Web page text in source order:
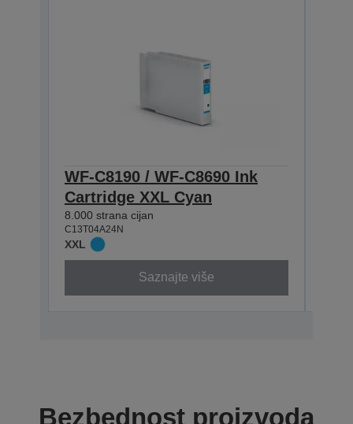
WF-C8190 / WF-C8690 Ink
Cartridge XXL Cyan
8.000 strana cijan
C13T04A24N
XXL
Saznajte više
Bezbednost proizvoda